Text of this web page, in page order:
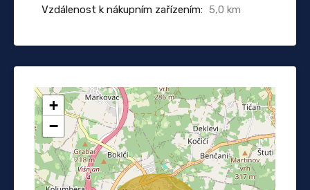
Vzdálenost k nákupním zařízením: 5,0 km
+
−